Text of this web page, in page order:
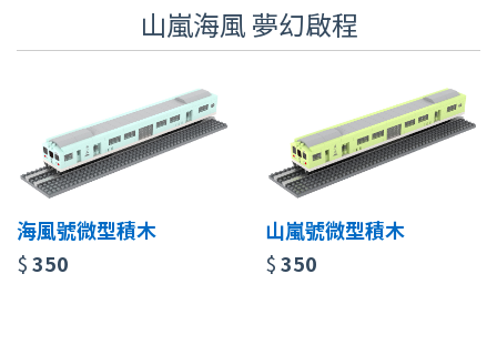
山嵐海風 夢幻啟程
海風號微型積木
$350
山嵐號微型積木
$350